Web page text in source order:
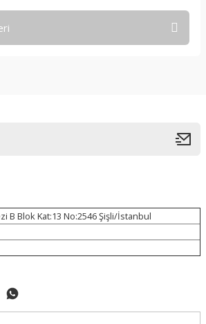
B Blok Kat:13 No:2546 Şişli/İstanbul